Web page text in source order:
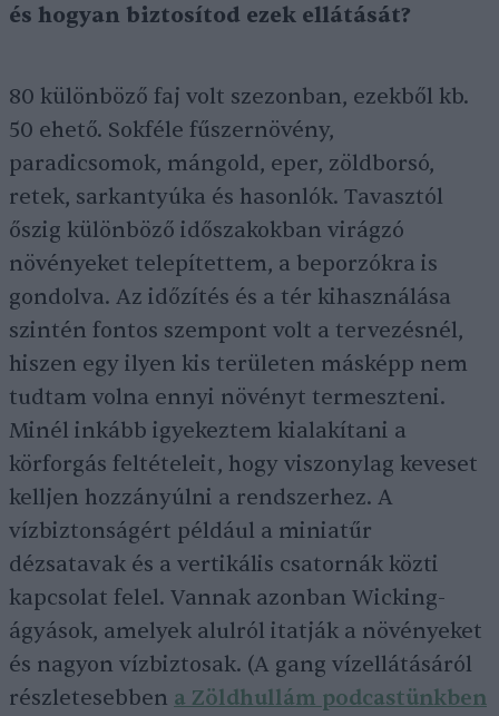
és hogyan biztosítod ezek ellátását?
80 különböző faj volt szezonban, ezekből kb.
50 ehető. Sokféle fűszernövény,
paradicsomok, mángold, eper, zöldborsó,
retek, sarkantyúka és hasonlók. Tavasztól
őszig különböző időszakokban virágzó
növényeket telepítettem, a beporzókra is
gondolva. Az időzítés és a tér kihasználása
szintén fontos szempont volt a tervezésnél,
hiszen egy ilyen kis területen másképp nem
tudtam volna ennyi növényt termeszteni.
Minél inkább igyekeztem kialakítani a
körforgás feltételeit, hogy viszonylag keveset
kelljen hozzányúlni a rendszerhez. A
vízbiztonságért például a miniatűr
dézsatavak és a vertikális csatornák közti
kapcsolat felel. Vannak azonban Wicking-
ágyások, amelyek alulról itatják a növényeket
és nagyon vízbiztosak. (A gang vízellátásáról
részletesebben a Zöldhullám podcastünkben